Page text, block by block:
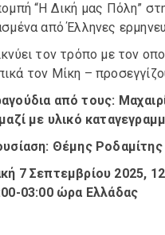
“Η Δική μας Πόλη”
από Έλληνες
τον τρόπο με τον
τον Μίκη –
από τους:
με υλικό
Θέμης Ροδαμίτης
7 Σεπτεμβρίου 2025,
03:00 ώρα Ελλάδας